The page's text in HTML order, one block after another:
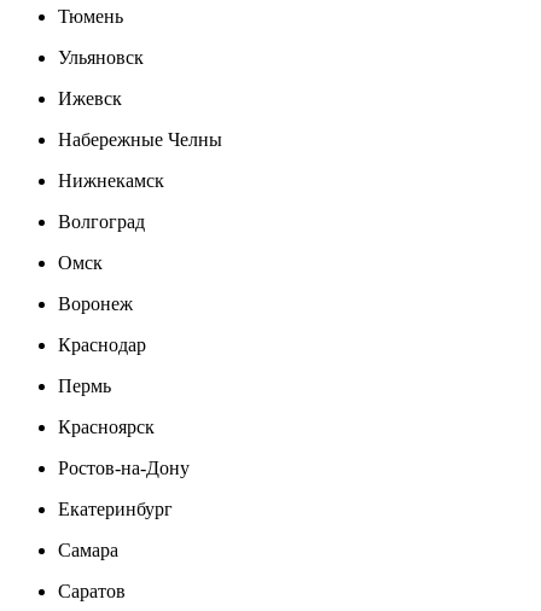
Тюмень
Ульяновск
Ижевск
Набережные Челны
Нижнекамск
Волгоград
Омск
Воронеж
Краснодар
Пермь
Красноярск
Ростов-на-Дону
Екатеринбург
Самара
Саратов